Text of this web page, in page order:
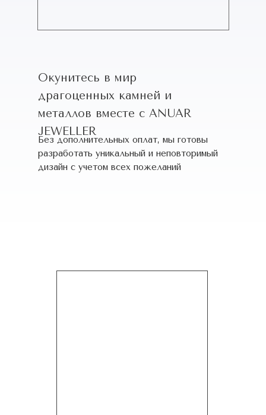
Окунитесь в мир
драгоценных камней и
металлов вместе с ANUAR
JEWELLER
Без дополнительных оплат, мы готовы
разработать уникальный и неповторимый
дизайн c учетом всех пожеланий